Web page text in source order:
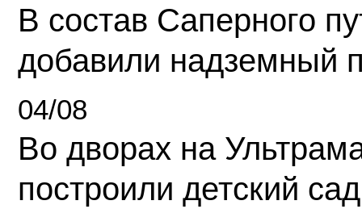
В состав Саперного
добавили надземный
04/08
Во дворах на
построили детский сад